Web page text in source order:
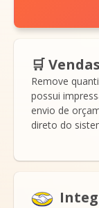
🛒 Vendas
Remove
possui
envio de
direto do